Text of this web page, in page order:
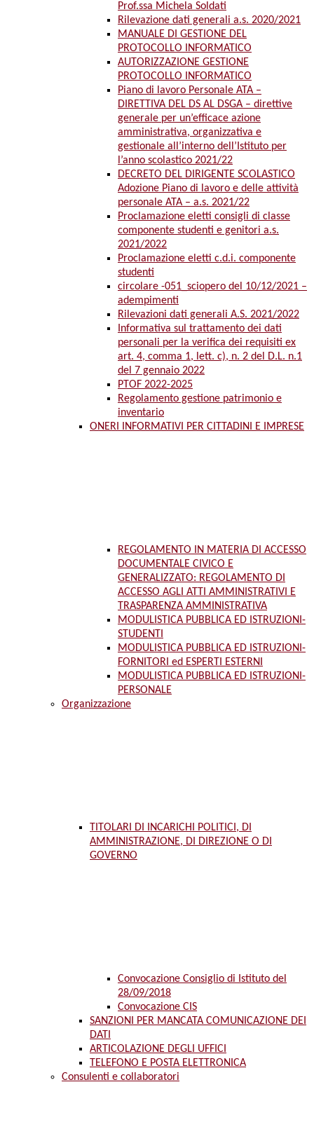
Prof.ssa Michela Soldati
Rilevazione dati generali a.s. 2020/2021
MANUALE DI GESTIONE DEL
PROTOCOLLO INFORMATICO
AUTORIZZAZIONE GESTIONE
PROTOCOLLO INFORMATICO
Piano di lavoro Personale ATA –
DIRETTIVA DEL DS AL DSGA – direttive
generale per un’efficace azione
amministrativa, organizzativa e
gestionale all’interno dell’Istituto per
l’anno scolastico 2021/22
DECRETO DEL DIRIGENTE SCOLASTICO
Adozione Piano di lavoro e delle attività
personale ATA – a.s. 2021/22
Proclamazione eletti consigli di classe
componente studenti e genitori a.s.
2021/2022
Proclamazione eletti c.d.i. componente
studenti
circolare -051_sciopero del 10/12/2021 –
adempimenti
Rilevazioni dati generali A.S. 2021/2022
Informativa sul trattamento dei dati
personali per la verifica dei requisiti ex
art. 4, comma 1, lett. c), n. 2 del D.L. n.1
del 7 gennaio 2022
PTOF 2022-2025
Regolamento gestione patrimonio e
inventario
ONERI INFORMATIVI PER CITTADINI E IMPRESE
REGOLAMENTO IN MATERIA DI ACCESSO
DOCUMENTALE CIVICO E
GENERALIZZATO: REGOLAMENTO DI
ACCESSO AGLI ATTI AMMINISTRATIVI E
TRASPARENZA AMMINISTRATIVA
MODULISTICA PUBBLICA ED ISTRUZIONI-
STUDENTI
MODULISTICA PUBBLICA ED ISTRUZIONI-
FORNITORI ed ESPERTI ESTERNI
MODULISTICA PUBBLICA ED ISTRUZIONI-
PERSONALE
Organizzazione
TITOLARI DI INCARICHI POLITICI, DI
AMMINISTRAZIONE, DI DIREZIONE O DI
GOVERNO
Convocazione Consiglio di Istituto del
28/09/2018
Convocazione CIS
SANZIONI PER MANCATA COMUNICAZIONE DEI
DATI
ARTICOLAZIONE DEGLI UFFICI
TELEFONO E POSTA ELETTRONICA
Consulenti e collaboratori